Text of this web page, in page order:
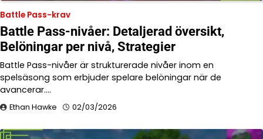
Battle Pass-krav
Battle Pass-nivåer: Detaljerad översikt,
Belöningar per nivå, Strategier
Battle Pass-nivåer är strukturerade nivåer inom en
spelsäsong som erbjuder spelare belöningar när de
avancerar.…
Ethan Hawke 02/03/2026